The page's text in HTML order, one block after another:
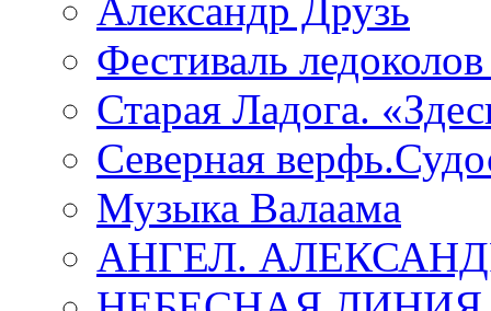
Александр Друзь
Фестиваль
Старая Ладога.
Северная
Музыка Валаама
АНГЕЛ.